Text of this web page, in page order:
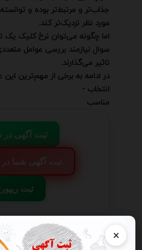
×
جذاب‌تر و مرتبط‌تر بوده و
مورد نظر نزدیک‌تر کند.
اما چگونه می‌توان نرخ کلیک یک
سوال نیازمند بررسی عوامل
تاثیر می‌گذارند.
در ادامه به برخی از مهم‌ترین
انتخاب -
مناسب
📢 ثبت آگهی
💬 ثبت آگهی شما
📰 ثبت